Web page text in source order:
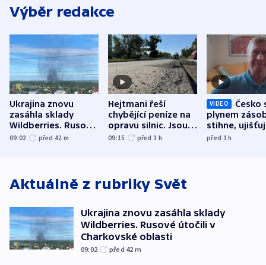
Výběr redakce
Ukrajina znovu
zasáhla sklady
Wildberries. Rusové
útočili v Charkovské
09:02 před 42 m
Hejtmani řeší
chybějící peníze na
opravu silnic. Jsou
nenárokové, namítá
09:15 před 1 h
VIDEO
Česko
plynem
stihne,
expert.
před 1h
Aktuálně z rubriky Svět
Ukrajina znovu zasáhla sklady
Wildberries. Rusové útočili v
Charkovské oblasti
09:02 před 42 m